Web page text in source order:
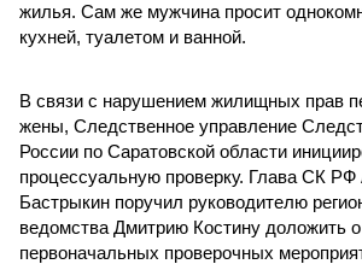
жилья. Сам же мужчина просит
кухней, туалетом и ванной.
В связи с нарушением жилищных прав
жены, Следственное управление
России по Саратовской области
процессуальную проверку. Глава СК РФ
Бастрыкин поручил руководителю
ведомства Дмитрию Костину доложить о
первоначальных проверочных